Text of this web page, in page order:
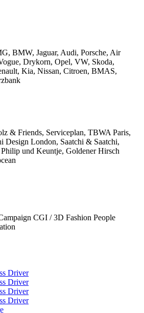
BMW, Jaguar, Audi, Porsche, Air
Drykorn, Opel, VW, Skoda,
Kia, Nissan, Citroen, BMAS,
& Friends, Serviceplan, TBWA Paris,
Design London, Saatchi & Saatchi,
und Keuntje, Goldener Hirsch
CGI / 3D Fashion People